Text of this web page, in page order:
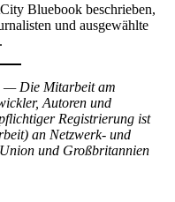
Bluebook beschrieben,
und ausgewählte
— Die Mitarbeit am
Autoren und
Registrierung ist
an Netzwerk- und
und Großbritannien